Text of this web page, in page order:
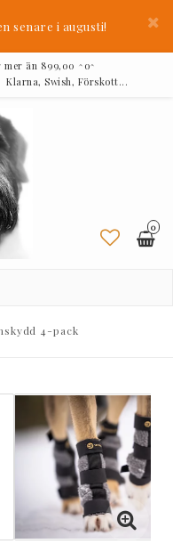
senare i augusti!
än 899,00 ^o^
Klarna, Swish, Förskott...
0
4-pack